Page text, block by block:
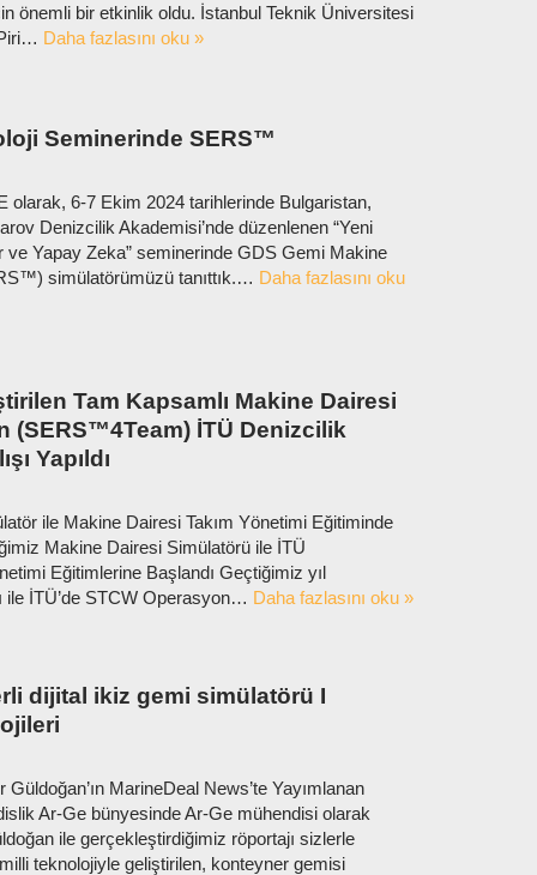
önemli bir etkinlik oldu. İstanbul Teknik Üniversitesi
Daha fazlasını oku »
Seminerinde SERS™
olarak, 6-7 Ekim 2024 tarihlerinde Bulgaristan,
Denizcilik Akademisi’nde düzenlenen “Yeni
ve Yapay Zeka” seminerinde GDS Gemi Makine
simülatörümüzü tanıttık.… Daha fazlasını oku
Tam Kapsamlı Makine Dairesi
(SERS™4Team) İTÜ Denizcilik
Yapıldı
ile Makine Dairesi Takım Yönetimi Eğitiminde
Makine Dairesi Simülatörü ile İTÜ
Eğitimlerine Başlandı Geçtiğimiz yıl
ile İTÜ’de STCW Operasyon… Daha fazlasını oku »
dijital ikiz gemi simülatörü I
MarineDeal News’te Yayımlanan
Ar-Ge bünyesinde Ar-Ge mühendisi olarak
ile gerçekleştirdiğimiz röportajı sizlerle
teknolojiyle geliştirilen, konteyner gemisi